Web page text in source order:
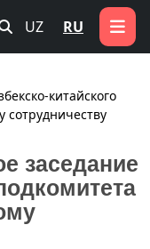
UZ RU
китайского
сотрудничеству
заседание